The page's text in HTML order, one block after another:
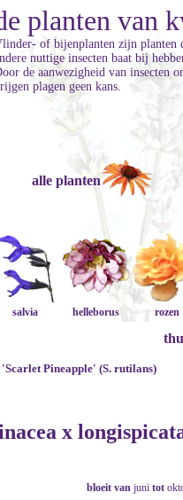
planten van
of bijenplanten zijn planten
nuttige insecten baat bij
de aanwezigheid van insecten
plagen geen kans.
alle planten
salvia helleborus rozen
Pineapple' (S. rutilans)
x
bloeit van juni tot